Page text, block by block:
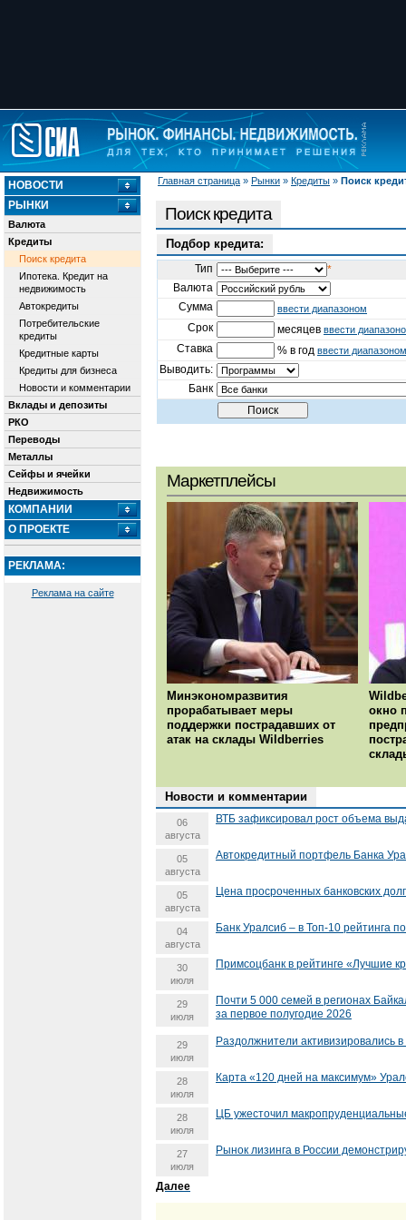
Главная страница » Рынки » Кредиты » Поиск
НОВОСТИ
РЫНКИ
Валюта
Кредиты
Поиск кредита
Ипотека. Кредит на
недвижимость
Автокредиты
Потребительские
кредиты
Кредитные карты
Кредиты для бизнеса
Новости и комментарии
Вклады и депозиты
РКО
Переводы
Металлы
Сейфы и ячейки
Недвижимость
КОМПАНИИ
О ПРОЕКТЕ
РЕКЛАМА:
Реклама на сайте
Поиск кредита
Подбор кредита:
Тип
*
Валюта
Сумма
ввести диапазоном
Срок месяцев ввести
Ставка % в год ввести диапазоном
Выводить:
Банк
Маркетплейсы
Минэкономразвития
прорабатывает меры
поддержки пострадавших от
атак на склады Wildberries
окно
Новости и комментарии
06
августа
ВТБ зафиксировал рост объема
05
августа
Автокредитный портфель Банка
05
августа
Цена просроченных банковских
04
августа
Банк Уралсиб – в Топ-10 рейтинга
30
июля
Примсоцбанк в рейтинге «Лучшие
29
июля
Почти 5 000 семей в регионах
за первое полугодие 2026
29
июля
Раздолжнители активизировались
28
июля
Карта «120 дней на максимум»
28
июля
ЦБ ужесточил
27
июля
Рынок лизинга в России
Далее